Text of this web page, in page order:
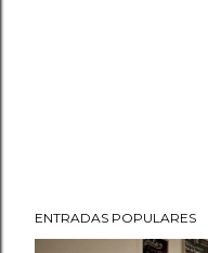
ENTRADAS POPULARES